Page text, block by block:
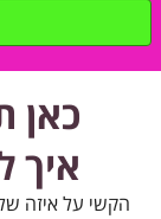
כאן
איך
הקשי על איזה